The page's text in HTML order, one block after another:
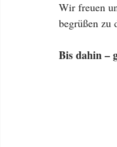
Wir freuen
begrüßen zu
Bis dahin –